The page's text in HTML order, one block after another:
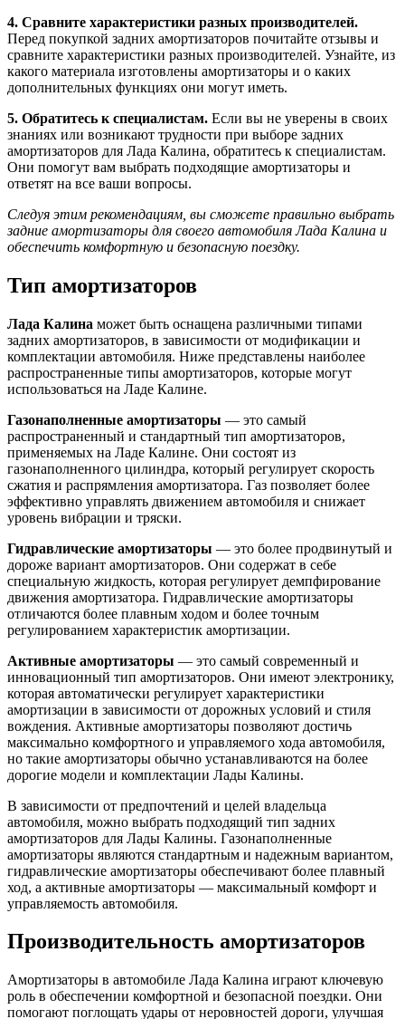
4. Сравните характеристики разных производителей.
Перед покупкой задних амортизаторов почитайте отзывы и
сравните характеристики разных производителей. Узнайте, из
какого материала изготовлены амортизаторы и о каких
дополнительных функциях они могут иметь.
5. Обратитесь к специалистам. Если вы не уверены в своих
знаниях или возникают трудности при выборе задних
амортизаторов для Лада Калина, обратитесь к специалистам.
Они помогут вам выбрать подходящие амортизаторы и
ответят на все ваши вопросы.
Следуя этим рекомендациям, вы сможете правильно выбрать
задние амортизаторы для своего автомобиля Лада Калина и
обеспечить комфортную и безопасную поездку.
Тип амортизаторов
Лада Калина может быть оснащена различными типами
задних амортизаторов, в зависимости от модификации и
комплектации автомобиля. Ниже представлены наиболее
распространенные типы амортизаторов, которые могут
использоваться на Ладе Калине.
Газонаполненные амортизаторы — это самый
распространенный и стандартный тип амортизаторов,
применяемых на Ладе Калине. Они состоят из
газонаполненного цилиндра, который регулирует скорость
сжатия и распрямления амортизатора. Газ позволяет более
эффективно управлять движением автомобиля и снижает
уровень вибрации и тряски.
Гидравлические амортизаторы — это более продвинутый и
дороже вариант амортизаторов. Они содержат в себе
специальную жидкость, которая регулирует демпфирование
движения амортизатора. Гидравлические амортизаторы
отличаются более плавным ходом и более точным
регулированием характеристик амортизации.
Активные амортизаторы — это самый современный и
инновационный тип амортизаторов. Они имеют электронику,
которая автоматически регулирует характеристики
амортизации в зависимости от дорожных условий и стиля
вождения. Активные амортизаторы позволяют достичь
максимально комфортного и управляемого хода автомобиля,
но такие амортизаторы обычно устанавливаются на более
дорогие модели и комплектации Лады Калины.
В зависимости от предпочтений и целей владельца
автомобиля, можно выбрать подходящий тип задних
амортизаторов для Лады Калины. Газонаполненные
амортизаторы являются стандартным и надежным вариантом,
гидравлические амортизаторы обеспечивают более плавный
ход, а активные амортизаторы — максимальный комфорт и
управляемость автомобиля.
Производительность амортизаторов
Амортизаторы в автомобиле Лада Калина играют ключевую
роль в обеспечении комфортной и безопасной поездки. Они
помогают поглощать удары от неровностей дороги, улучшая